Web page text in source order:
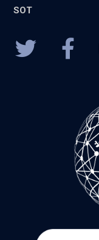
SOT